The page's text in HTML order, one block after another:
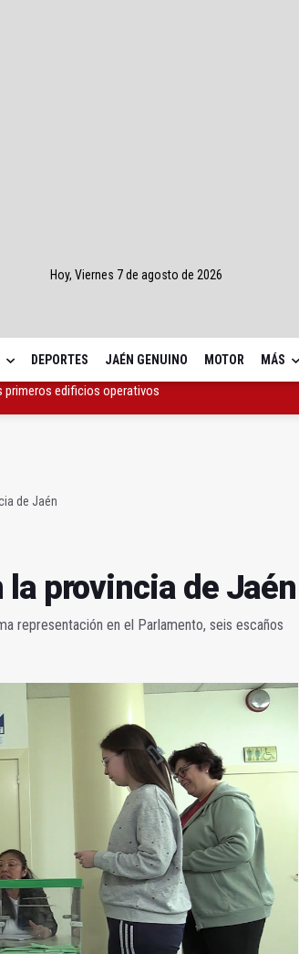
Hoy, Viernes 7 de agosto de 2026
DEPORTES JAÉN GENUINO MOTOR MÁS
de Trompa y Piano
de Jaén
la provincia de Jaén
representación en el Parlamento, seis escaños